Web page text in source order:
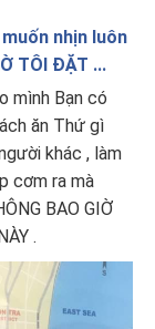
nhịn luôn
TÔI ĐẶT ...
mình Bạn có
ăn Thứ gì
khác , làm
cơm ra mà
BAO GIỜ
.